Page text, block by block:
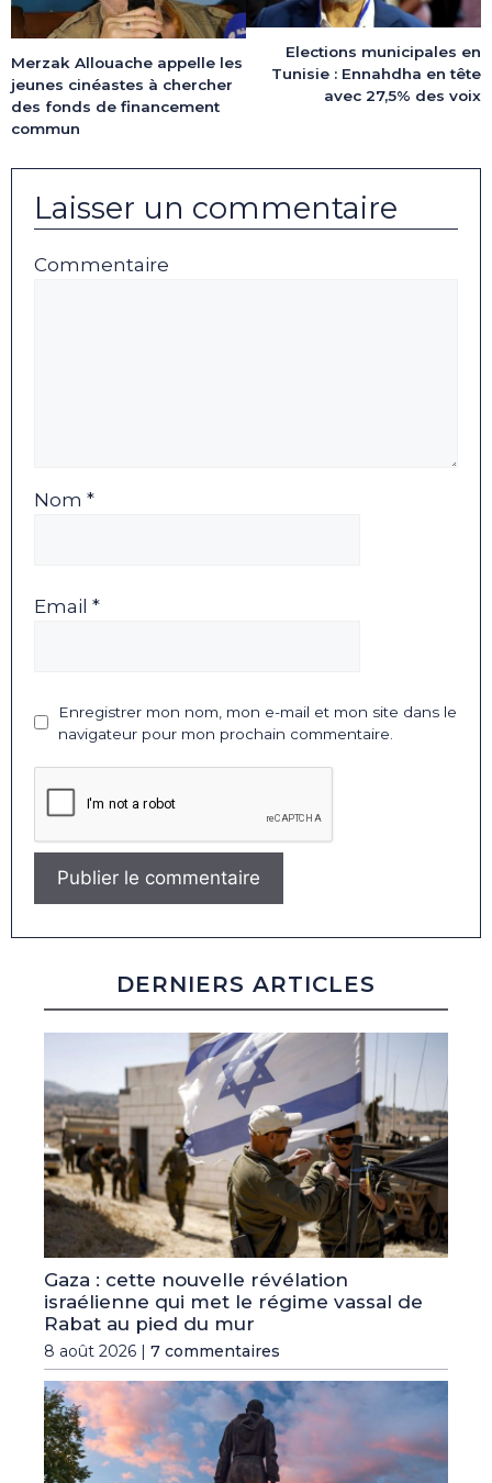
Merzak Allouache appelle les
jeunes cinéastes à chercher
des fonds de financement
commun
Elections municipales en
Tunisie : Ennahdha en tête
avec 27,5% des voix
Laisser un commentaire
Commentaire
Nom *
Email *
Enregistrer mon nom, mon e-mail et mon site dans le
navigateur pour mon prochain commentaire.
DERNIERS ARTICLES
Gaza : cette nouvelle révélation
israélienne qui met le régime vassal de
Rabat au pied du mur
8 août 2026 | 7 commentaires